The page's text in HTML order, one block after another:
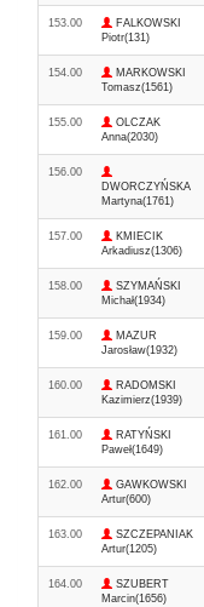
153.00
FALKOWSKI
Piotr(131)
154.00
MARKOWSKI
Tomasz(1561)
155.00
OLCZAK
Anna(2030)
156.00
DWORCZYŃSKA
Martyna(1761)
157.00
KMIECIK
Arkadiusz(1306)
158.00
SZYMAŃSKI
Michał(1934)
159.00
MAZUR
Jarosław(1932)
160.00
RADOMSKI
Kazimierz(1939)
161.00
RATYŃSKI
Paweł(1649)
162.00
GAWKOWSKI
Artur(600)
163.00
SZCZEPANIAK
Artur(1205)
164.00
SZUBERT
Marcin(1656)